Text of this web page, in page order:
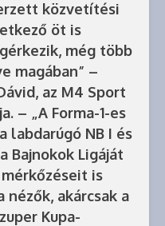
közvetítési
öt is
még több
magában” –
az M4 Sport
– „A Forma-1-es
NB I és
Bajnokok Ligáját
is
akárcsak a
Kupa-